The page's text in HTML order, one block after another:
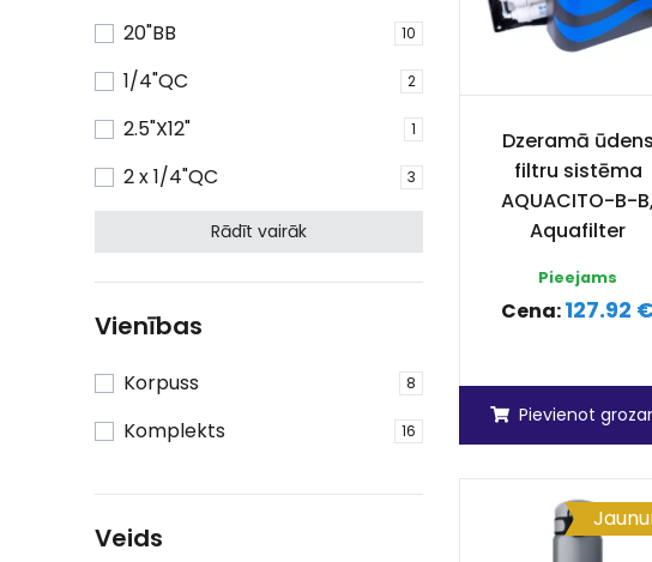
20"BB 10
1/4"QC 2
2.5"X12" 1
2 x 1/4"QC 3
Rādīt vairāk
Vienības
Korpuss 8
Komplekts 16
Veids
Dzeramā ūdens
filtru sistēma
AQUACITO-B-B,
Aquafilter
Pieejams
Cena:127.92
Pievienot